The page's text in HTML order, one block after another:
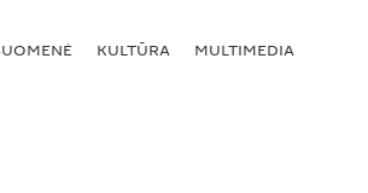
KULTŪRA MULTIMEDIA